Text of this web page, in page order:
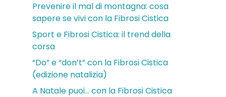
Prevenire il mal di montagna: cosa
sapere se vivi con la Fibrosi Cistica
Sport e Fibrosi Cistica: il trend della
corsa
“Do” e “don’t” con la Fibrosi Cistica
(edizione natalizia)
A Natale puoi… con la Fibrosi Cistica